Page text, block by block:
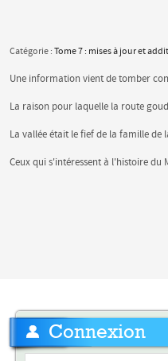
Catégorie : Tome 7 : mises à jour et
Une information vient de tomber
La raison pour laquelle la route
La vallée était le fief de la famille de
Ceux qui s'intéressent à l'histoire
Connexion